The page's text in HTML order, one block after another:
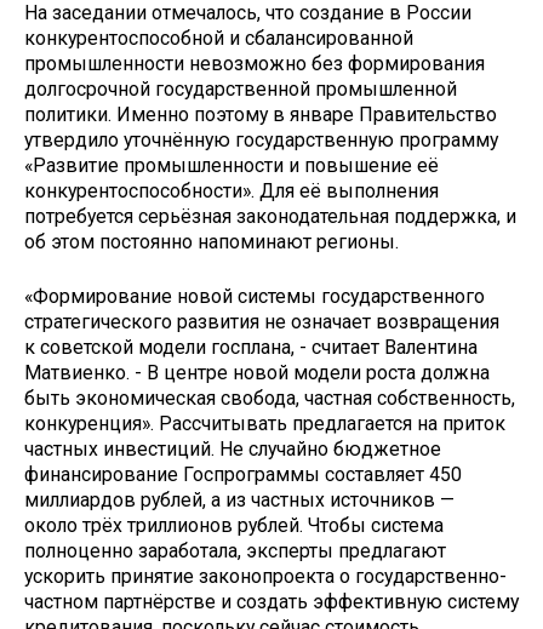
На заседании отмечалось, что создание в России
конкурентоспособной и сбалансированной
промышленности невозможно без формирования
долгосрочной государственной промышленной
политики. Именно поэтому в январе Правительство
утвердило уточнённую государственную программу
«Развитие промышленности и повышение её
конкурентоспособности». Для её выполнения
потребуется серьёзная законодательная поддержка, и
об этом постоянно напоминают регионы.
«Формирование новой системы государственного
стратегического развития не означает возвращения
к советской модели госплана, - считает Валентина
Матвиенко. - В центре новой модели роста должна
быть экономическая свобода, частная собственность,
конкуренция». Рассчитывать предлагается на приток
частных инвестиций. Не случайно бюджетное
финансирование Гос­программы составляет 450
миллиардов рублей, а из частных источников —
около трёх триллионов рублей. Чтобы система
полноценно заработала, эксперты предлагают
ускорить принятие законопроекта о государственно-
частном партнёрстве и создать эффективную систему